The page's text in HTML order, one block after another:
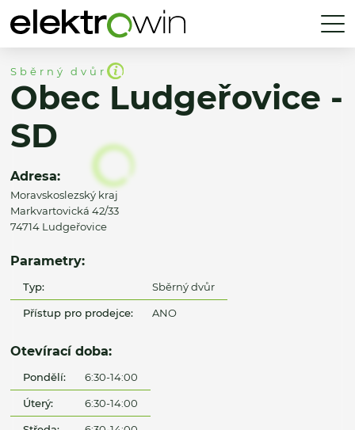
Sběrný dvůr
Obec Ludgeřovice -
SD
Adresa:
Moravskoslezský kraj
Markvartovická 42/33
74714 Ludgeřovice
Parametry:
Typ: Sběrný dvůr
Přístup pro prodejce: ANO
Otevírací doba:
Pondělí: 6:30-14:00
Úterý: 6:30-14:00